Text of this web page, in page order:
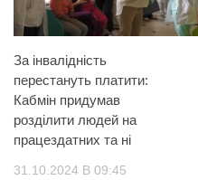
За інвалідність
перестануть платити:
Кабмін придумав
розділити людей на
працездатних та ні
31.10.2024 В 09:45